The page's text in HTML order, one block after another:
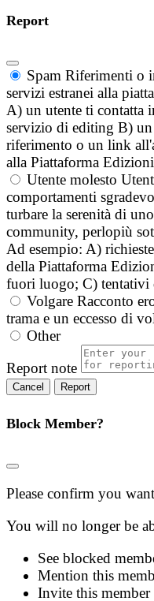
Report
Spam Riferimenti o
servizi estranei alla
A) un utente ti contatta
servizio di editing B)
riferimento o un link
alla Piattaforma
Utente molesto
comportamenti
turbare la serenità di
community, perlopiù
Ad esempio: A)
della Piattaforma
fuori luogo; C) tentativi
Volgare Racconto
trama e un eccesso di
Other
Report note
Report
Block Member?
Please confirm you
You will no longer be
See blocked
Mention this
Invite this